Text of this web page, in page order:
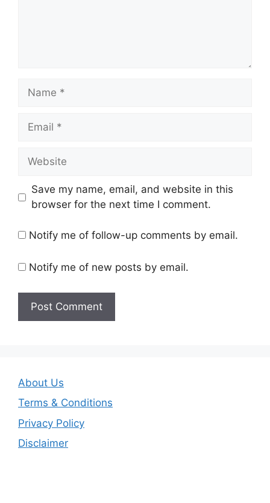
Name
Email
Website
Save my name, email, and website in this
browser for the next time I comment.
Notify me of follow-up comments by email.
Notify me of new posts by email.
About Us
Terms & Conditions
Privacy Policy
Disclaimer